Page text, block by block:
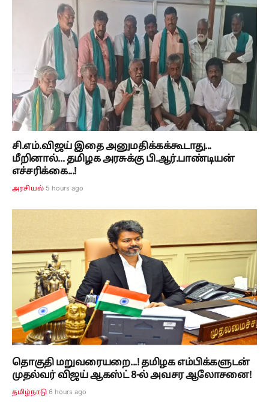
சி.எம்.விஜய் இதை அனுமதிக்கக்கூடாது...
மீறினால்... தமிழக அரசுக்கு பி.ஆர்.பாண்டியன்
எச்சரிக்கை...!
அரசியல் 5 hours ago
தொகுதி மறுவரையறை...! தமிழக எம்பிக்களுடன்
முதல்வர் விஜய் ஆகஸ்ட் 8-ல் அவசர ஆலோசனை!
தமிழ்நாடு 6 hours ago